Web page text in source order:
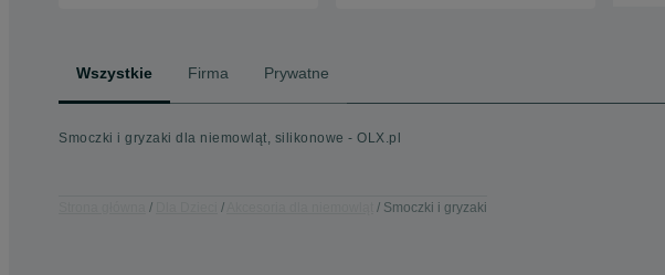
Wszystkie Firma Prywatne
Smoczki i gryzaki dla niemowląt, silikonowe - OLX.pl
Smoczki i gryzaki